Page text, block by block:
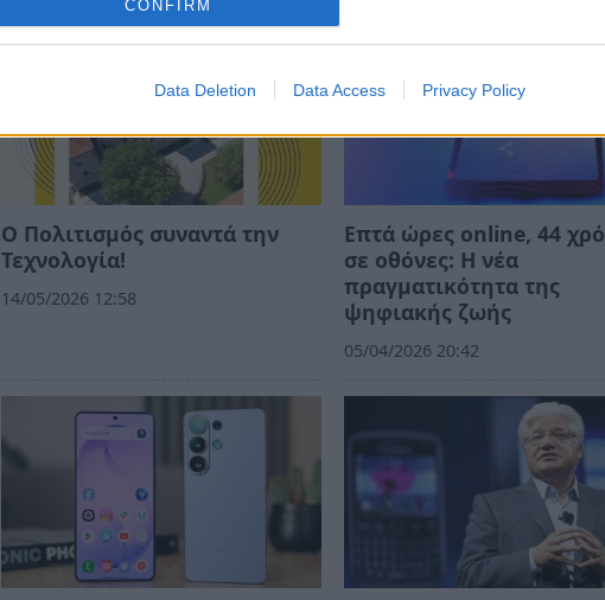
CONFIRM
Data Deletion Data Access Privacy Policy
Ο Πολιτισμός συναντά την
Τεχνολογία!
14/05/2026 12:58
Επτά ώρες online, 44
σε οθόνες: Η νέα
πραγματικότητα της
ψηφιακής ζωής
05/04/2026 20:42